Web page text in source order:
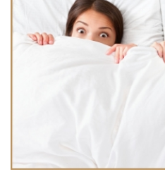
Dlaczego budzę się w nocy i potem
grona osób, które każdej nocy
uspokajamy, choć ta przypadłość